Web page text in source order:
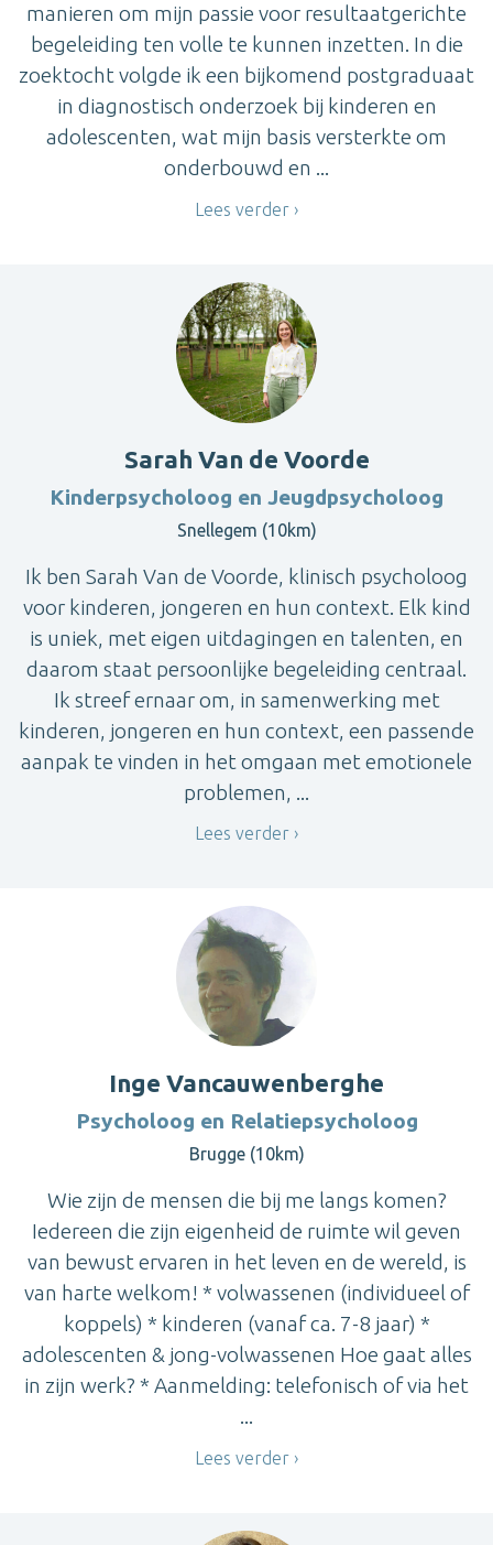
manieren om mijn passie voor resultaatgerichte
begeleiding ten volle te kunnen inzetten. In die
zoektocht volgde ik een bijkomend postgraduaat
in diagnostisch onderzoek bij kinderen en
adolescenten, wat mijn basis versterkte om
onderbouwd en ...
Lees verder
Sarah Van de Voorde
Kinderpsycholoog en Jeugdpsycholoog
Snellegem (10km)
Ik ben Sarah Van de Voorde, klinisch psycholoog
voor kinderen, jongeren en hun context. Elk kind
is uniek, met eigen uitdagingen en talenten, en
daarom staat persoonlijke begeleiding centraal.
Ik streef ernaar om, in samenwerking met
kinderen, jongeren en hun context, een passende
aanpak te vinden in het omgaan met emotionele
problemen, ...
Lees verder
Inge Vancauwenberghe
Psycholoog en Relatiepsycholoog
Brugge (10km)
Wie zijn de mensen die bij me langs komen?
Iedereen die zijn eigenheid de ruimte wil geven
van bewust ervaren in het leven en de wereld, is
van harte welkom! * volwassenen (individueel of
koppels) * kinderen (vanaf ca. 7-8 jaar) *
adolescenten & jong-volwassenen Hoe gaat alles
in zijn werk? * Aanmelding: telefonisch of via het
...
Lees verder